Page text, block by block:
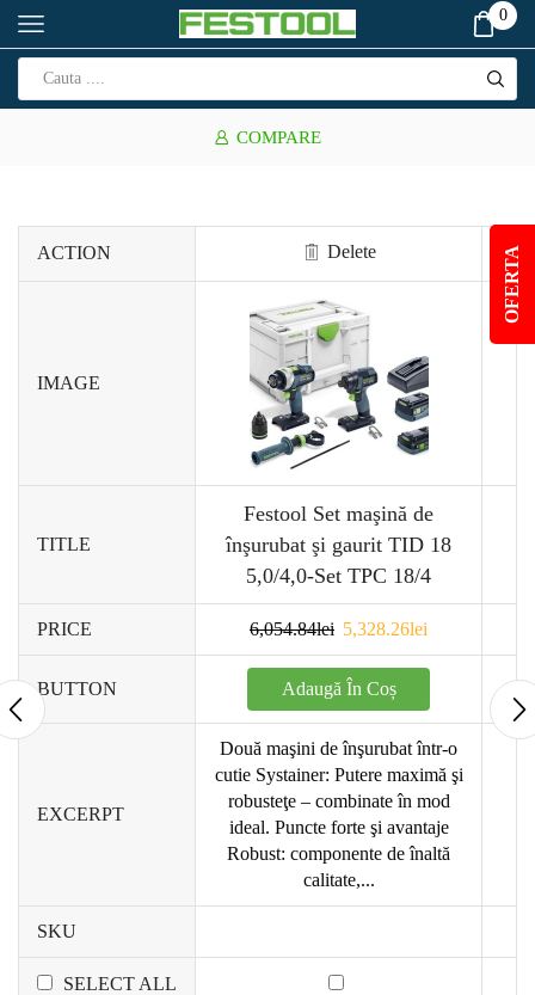
0
COMPARE
ACTION Delete
IMAGE
TITLE
Festool Set maşină de
înşurubat şi gaurit TID 18
5,0/4,0-Set TPC 18/4
PRICE 6,054.84lei 5,328.26lei
BUTTON Adaugă În Coș
EXCERPT
Două maşini de înşurubat într-o
cutie Systainer: Putere maximă şi
robusteţe – combinate în mod
ideal. Puncte forte şi avantaje
Robust: componente de înaltă
calitate,...
SKU
SELECT ALL
OFERTA